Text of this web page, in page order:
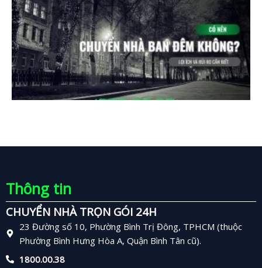
Thông tin
CHUYỂN NHÀ TRỌN GÓI 24H
23 Đường số 10, Phường Bình Trị Đông, TPHCM (thuộc
Phường Bình Hưng Hòa A, Quận Bình Tân cũ).
1800.00.38